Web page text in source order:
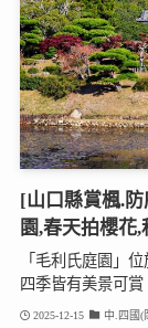
[山口縣賞楓.
園,春天拍櫻花
「毛利氏庭園」
四季皆有美景可賞
2025-12-15 中.四國(